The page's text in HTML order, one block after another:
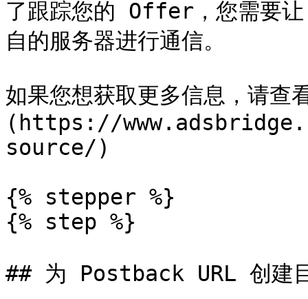
了跟踪您的 Offer，您需
自的服务器进行通信。
如果您想获取更多信息，请
(https://
source/)
{% stepper %}
{% step %}
## 为 Postback URL 创建